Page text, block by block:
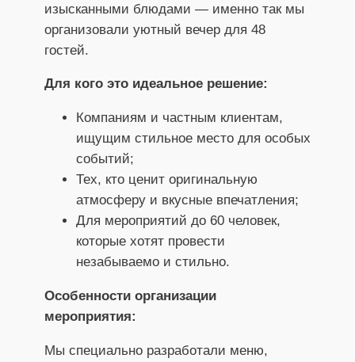
изысканными блюдами — именно так мы
организовали уютный вечер для 48
гостей.
Для кого это идеальное решение:
Компаниям и частным клиентам,
ищущим стильное место для особых
событий;
Тех, кто ценит оригинальную
атмосферу и вкусные впечатления;
Для мероприятий до 60 человек,
которые хотят провести
незабываемо и стильно.
Особенности организации
мероприятия:
Мы специально разработали меню,